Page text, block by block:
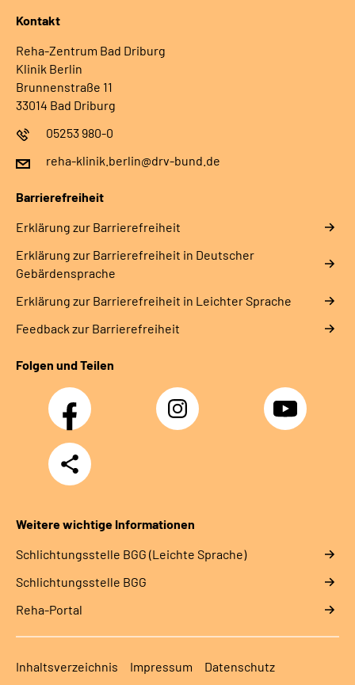
Kontakt
Reha-Zentrum Bad Driburg
Klinik Berlin
Brunnenstraße 11
33014 Bad Driburg
05253 980-0
reha-klinik.berlin@drv-bund.de
Barrierefreiheit
Erklärung zur Barrierefreiheit
Erklärung zur Barrierefreiheit in Deutscher
Gebärdensprache
Erklärung zur Barrierefreiheit in Leichter Sprache
Feedback zur Barrierefreiheit
Folgen und Teilen
Facebook Instagram YouTube
Teilen
Weitere wichtige Informationen
Schlich­tungs­stel­le BGG (Leichte Sprache)
Schlich­tungs­stel­le BGG
Reha-Portal
Inhaltsverzeichnis Impressum Datenschutz